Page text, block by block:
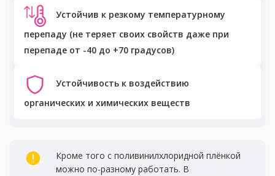
Устойчив к резкому температурному
перепаду (не теряет своих свойств даже при
перепаде от -40 до +70 градусов)
Устойчивость к воздействию
органических и химических веществ
Кроме того с поливинилхлоридной плёнкой
можно по-разному работать. В